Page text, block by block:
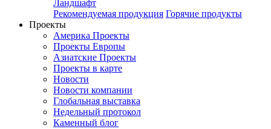
Ландшафт
Рекомендуемая продукция Горячие продукты
Проекты
Америка Проекты
Проекты Европы
Азиатские Проекты
Проекты в карте
Новости
Новости компании
Глобальная выставка
Недельный протокол
Каменный блог